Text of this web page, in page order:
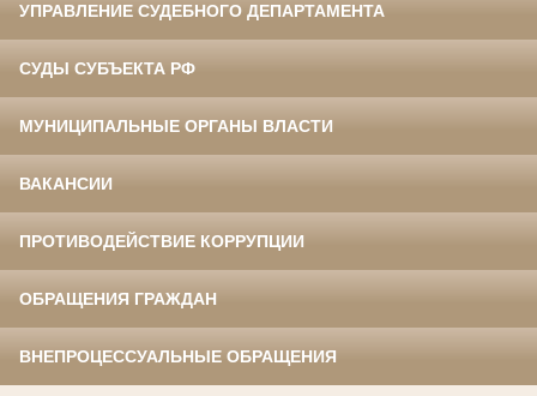
УПРАВЛЕНИЕ СУДЕБНОГО ДЕПАРТАМЕНТА
СУДЫ СУБЪЕКТА РФ
МУНИЦИПАЛЬНЫЕ ОРГАНЫ ВЛАСТИ
ВАКАНСИИ
ПРОТИВОДЕЙСТВИЕ КОРРУПЦИИ
ОБРАЩЕНИЯ ГРАЖДАН
ВНЕПРОЦЕССУАЛЬНЫЕ ОБРАЩЕНИЯ